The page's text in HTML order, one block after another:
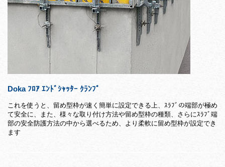
Doka ﾌﾛｱ ｴﾝﾄﾞｼｬｯﾀｰ ｸﾗﾝﾌﾟ
これを使うと、留め型枠が速く簡単に設定できる上、ｽﾗﾌﾞの端部が極め
て安全に、また、様々な取り付け方法や留め型枠の種類、さらにｽﾗﾌﾞ端
部の安全防護方法の中から選べるため、より柔軟に留め型枠が設定でき
ます